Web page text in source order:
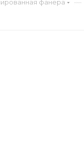
фанера —